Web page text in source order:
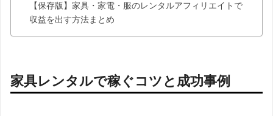
【保存版】家具・家電・服のレンタルアフィリエイトで
収益を出す方法まとめ
家具レンタルで稼ぐコツと成功事例